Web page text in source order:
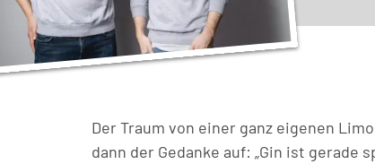
Der Traum von einer ganz eigenen
dann der Gedanke auf: „Gin ist